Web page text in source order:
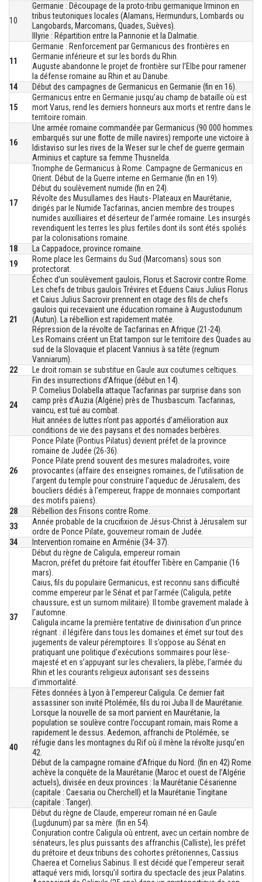
10
Germanie : Découpage de la proto-tribu germanique Irminon en
tribus teutoniques locales (Alamans, Hermundurs, Lombards ou
Langobards, Marcomans, Quades, Suèves).
Illyrie : Répartition entre la Pannonie et la Dalmatie.
11
Germanie : Renforcement par Germanicus des frontières en
Germanie inférieure et sur les bords du Rhin.
Auguste abandonne le projet de frontière sur l’Elbe pour ramener
la défense romaine au Rhin et au Danube.
14
Début des campagnes de Germanicus en Germanie (fin en 16).
15
Germanicus entre en Germanie jusqu’au champ de bataille où est
mort Varus, rend les derniers honneurs aux morts et rentre dans le
territoire romain.
16
Une armée romaine commandée par Germanicus (90 000 hommes
embarqués sur une flotte de mille navires) remporte une victoire à
Idistaviso sur les rives de la Weser sur le chef de guerre germain
Arminius et capture sa femme Thusnelda.
17
Triomphe de Germanicus à Rome. Campagne de Germanicus en
Orient. Début de la Guerre interne en Germanie (fin en 19).
Début du soulèvement numide (fin en 24).
Révolte des Musullames des Hauts- Plateaux en Maurétanie,
dirigés par le Numide Tacfarinas, ancien membre des troupes
numides auxilliaires et déserteur de l’armée romaine. Les insurgés
revendiquent les terres les plus fertiles dont ils sont étés spoliés
par la colonisations romaine.
18
La Cappadoce, province romaine.
19
Rome place les Germains du Sud (Marcomans) sous son
protectorat.
21
Échec d’un soulèvement gaulois, Florus et Sacrovir contre Rome.
Les chefs de tribus gaulois Trévires et Eduens Caius Julius Florus
et Caius Julius Sacrovir prennent en otage des fils de chefs
gaulois qui recevaient une éducation romaine à Augustodunum
(Autun). La rébellion est rapidement matée.
Répression de la révolte de Tacfarinas en Afrique (21-24).
Les Romains créent un Etat tampon sur le territoire des Quades au
sud de la Slovaquie et placent Vannius à sa tête (regnum
Vanniarum).
22
Le droit romain se substitue en Gaule aux coutumes celtiques.
24
Fin des insurrections d’Afrique (début en 14).
P. Cornelius Dolabella attaque Tacfarinas par surprise dans son
camp près d’Auzia (Algérie) près de Thusbascum. Tacfarinas,
vaincu, est tué au combat.
Huit années de luttes n’ont pas apportés d’amélioration aux
conditions de vie des paysans et des nomades berbères.
26
Ponce Pilate (Pontius Pilatus) devient préfet de la province
romaine de Judée (26-36).
Ponce Pilate prend souvent des mesures maladroites, voire
provocantes (affaire des enseignes romaines, de l’utilisation de
l’argent du temple pour construire l’aqueduc de Jérusalem, des
boucliers dédiés à l’empereur, frappe de monnaies comportant
des motifs païens).
28
Rébellion des Frisons contre Rome.
33
Année probable de la crucifixion de Jésus-Christ à Jérusalem sur
ordre de Ponce Pilate, gouverneur romain de Judée.
34
Intervention romaine en Arménie (34- 37).
37
Début du règne de Caligula, empereur romain
Macron, préfet du prétoire fait étouffer Tibère en Campanie (16
mars).
Caius, fils du populaire Germanicus, est reconnu sans difficulté
comme empereur par le Sénat et par l’armée (Caligula, petite
chaussure, est un surnom militaire). Il tombe gravement malade à
l’automne.
Caligula incarne la première tentative de divinisation d’un prince
régnant : il légifère dans tous les domaines et émet sur tout des
jugements de valeur péremptoires. Il s’oppose au Sénat en
pratiquant une politique d’exécutions sommaires pour lèse-
majesté et en s’appuyant sur les chevaliers, la plèbe, l’armée du
Rhin et les courants religieux autorisant ses desseins
d’immortalité.
40
Fêtes données à Lyon à l’empereur Caligula. Ce dernier fait
assassiner son invité Ptolémée, fils du roi Juba II de Maurétanie.
Lorsque la nouvelle de sa mort parvient en Maurétanie, la
population se soulève contre l’occupant romain, mais Rome a
rapidement le dessus. Aedemon, affranchi de Ptolémée, se
réfugie dans les montagnes du Rif où il mène la révolte jusqu’en
42.
Début de la campagne romaine d’Afrique du Nord. (fin en 42) Rome
achève la conquête de la Maurétanie (Maroc et ouest de l’Algérie
actuels), divisée en deux provinces : la Maurétanie Césarienne
(capitale : Caesaria ou Cherchell) et la Maurétanie Tingitane
(capitale : Tanger).
Début du règne de Claude, empereur romain né en Gaule
(Lugdunum) par sa mère. (fin en 54).
Conjuration contre Caligula où entrent, avec un certain nombre de
sénateurs, les plus puissants des affranchis (Calliste), les préfet
du prétoire et deux tribuns des cohortes prétoriennes, Cassius
Chaerea et Cornelius Sabinus. Il est décidé que l’empereur serait
attaqué vers midi, lorsqu’il sortira du spectacle des jeux Palatins.